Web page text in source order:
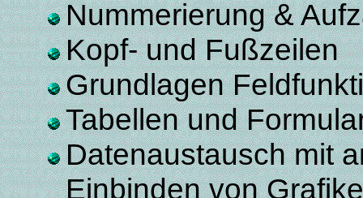
Nummerierung &
Kopf- und Fußzeilen
Grundlagen
Tabellen und
Datenaustausch mit
Einbinden von